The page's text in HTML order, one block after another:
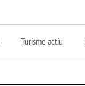
Turisme actiu